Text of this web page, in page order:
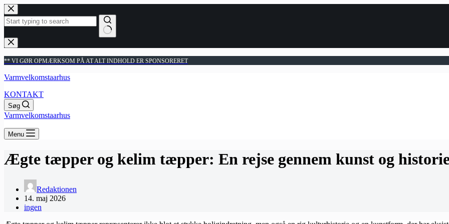
Fortsæt
til
indhold
Ingen
resultater
** VI GØR OPMÆRKSOM PÅ AT ALT INDHOLD ER SPONSORERET
Varmvelkomstaarhus
KONTAKT
Søg
Varmvelkomstaarhus
Menu
Ægte tæpper og kelim tæpper: En rejse gennem kunst og
Redaktionen
14. maj 2026
ingen